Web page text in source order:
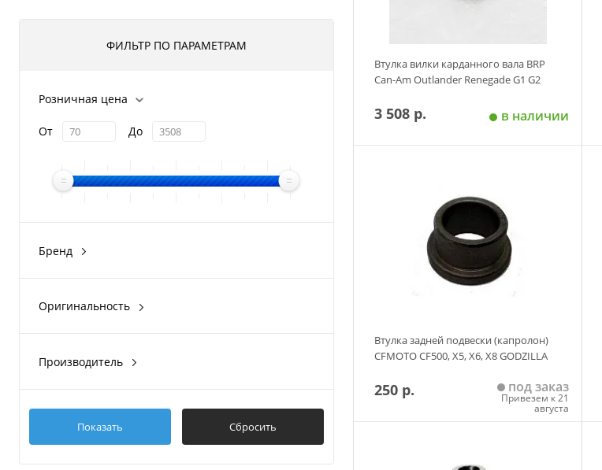
ФИЛЬТР ПО ПАРАМЕТРАМ
Розничная цена
От До
Бренд
Arctic Cat
Оригинальность
Производитель
Arctic Cat
Показать Сбросить
Втулка вилки карданного вала BRP
Can-Am Outlander Renegade G1 G2
3 508 р. в наличии
Втулка задней подвески (капролон)
CFMOTO CF500, X5, X6, X8 GODZILLA
250 р. под заказ
Привезем к 21
августа